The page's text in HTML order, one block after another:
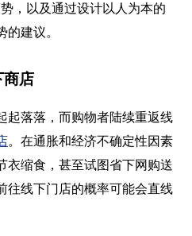
，以及通过设计以人为本的
建议。
商店
起落落，而购物者陆续重返线
。在通胀和经济不确定性因素
衣缩食，甚至试图省下网购送
往线下门店的概率可能会直线